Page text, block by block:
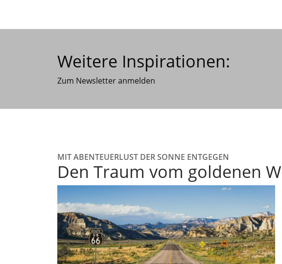
Weitere Inspirationen:
Zum Newsletter anmelden
MIT ABENTEUERLUST DER SONNE ENTGEGEN
Den Traum vom goldenen